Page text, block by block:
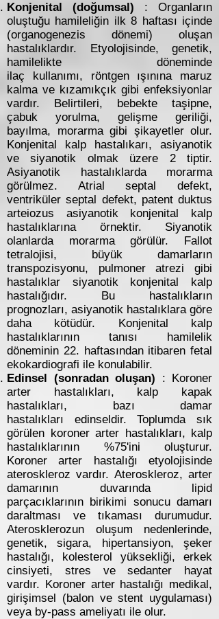
Konjenital (doğumsal) : Organların
oluştuğu hamileliğin ilk 8 haftası içinde
(organogenezis dönemi) oluşan
hastalıklardır. Etyolojisinde, genetik,
hamilelikte döneminde
ilaç kullanımı, röntgen ışınına maruz
kalma ve kızamıkçık gibi enfeksiyonlar
vardır. Belirtileri, bebekte taşipne,
çabuk yorulma, gelişme geriliği,
bayılma, morarma gibi şikayetler olur.
Konjenital kalp hastalıkarı, asiyanotik
ve siyanotik olmak üzere 2 tiptir.
Asiyanotik hastalıklarda morarma
görülmez. Atrial septal defekt,
ventriküler septal defekt, patent duktus
arteiozus asiyanotik konjenital kalp
hastalıklarına örnektir. Siyanotik
olanlarda morarma görülür. Fallot
tetralojisi, büyük damarların
transpozisyonu, pulmoner atrezi gibi
hastalıklar siyanotik konjenital kalp
hastalığıdır. Bu hastalıkların
prognozları, asiyanotik hastalıklara göre
daha kötüdür. Konjenital kalp
hastalıklarının tanısı hamilelik
döneminin 22. haftasından itibaren fetal
ekokardiografi ile konulabilir.
Edinsel (sonradan oluşan) : Koroner
arter hastalıkları, kalp kapak
hastalıkları, bazı damar
hastalıkları edinseldir. Toplumda sık
görülen koroner arter hastalıkları, kalp
hastalıklarının %75'ini oluşturur.
Koroner arter hastalığı etyolojisinde
ateroskleroz vardır. Ateroskleroz, arter
damarının duvarında lipid
parçacıklarının birikimi sonucu damarı
daraltması ve tıkaması durumudur.
Aterosklerozun oluşum nedenlerinde,
genetik, sigara, hipertansiyon, şeker
hastalığı, kolesterol yüksekliği, erkek
cinsiyeti, stres ve sedanter hayat
vardır. Koroner arter hastalığı medikal,
girişimsel (balon ve stent uygulaması)
veya by-pass ameliyatı ile olur.